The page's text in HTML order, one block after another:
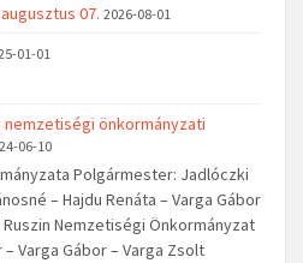
07. 2026-08-01
01-01
nemzetiségi önkormányzati
06-10
Polgármester: Jadlóczki
– Hajdu Renáta – Varga Gábor
Nemzetiségi Önkormányzat
– Varga Gábor – Varga Zsolt